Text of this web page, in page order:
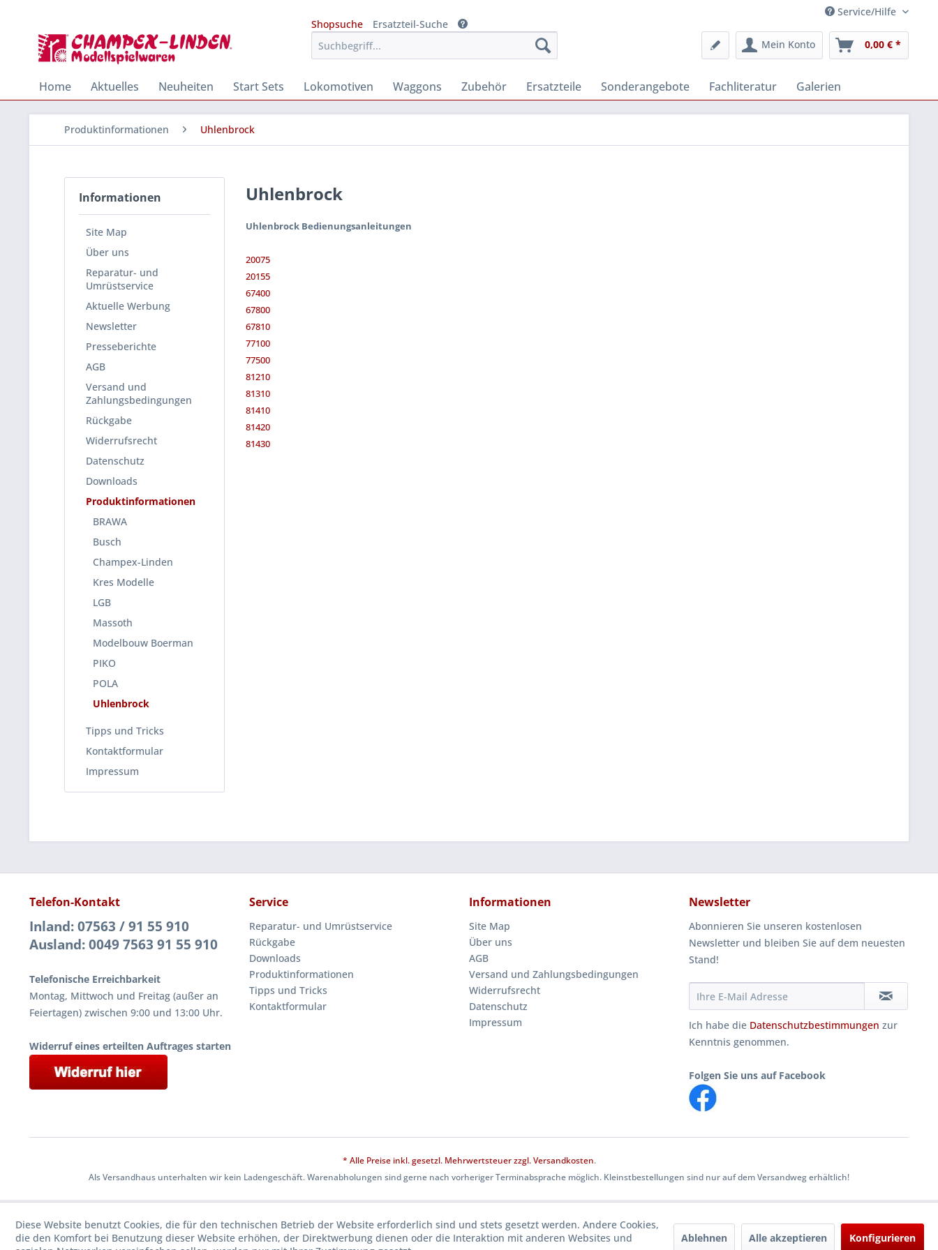
Service/Hilfe
Shopsuche
Ersatzteil-Suche
Mein Konto
0,00 € *
Home Aktuelles Neuheiten Start Sets Lokomotiven Waggons Zubehör Ersatzteile Sonderangebote Fachliteratur Galerien
Produktinformationen Uhlenbrock
Informationen
Site Map
Über uns
Reparatur- und
Umrüstservice
Aktuelle Werbung
Newsletter
Presseberichte
AGB
Versand und
Zahlungsbedingungen
Rückgabe
Widerrufsrecht
Datenschutz
Downloads
Produktinformationen
BRAWA
Busch
Champex-Linden
Kres Modelle
LGB
Massoth
Modelbouw Boerman
PIKO
POLA
Uhlenbrock
Tipps und Tricks
Kontaktformular
Impressum
Uhlenbrock
Uhlenbrock Bedienungsanleitungen
20075
20155
67400
67800
67810
77100
77500
81210
81310
81410
81420
81430
Telefon-Kontakt
Inland: 07563 / 91 55 910
Ausland: 0049 7563 91 55 910
Telefonische Erreichbarkeit
Montag, Mittwoch und Freitag (außer an
Feiertagen) zwischen 9:00 und 13:00 Uhr.
Widerruf eines erteilten Auftrages starten
Service
Reparatur- und Umrüstservice
Rückgabe
Downloads
Produktinformationen
Tipps und Tricks
Kontaktformular
Informationen
Site Map
Über uns
AGB
Versand und Zahlungsbedingungen
Widerrufsrecht
Datenschutz
Impressum
Newsletter
Abonnieren Sie unseren kostenlosen
Newsletter und bleiben Sie auf dem neuesten
Stand!
Ich habe die Datenschutzbestimmungen zur
Kenntnis genommen.
Folgen Sie uns auf Facebook
* Alle Preise inkl. gesetzl. Mehrwertsteuer zzgl.Versandkosten.
Als Versandhaus unterhalten wir kein Ladengeschäft. Warenabholungen sind gerne nach vorheriger Terminabsprache möglich. Kleinstbestellungen sind nur auf dem Versandweg erhältlich!
Diese Website benutzt Cookies, die für den technischen Betrieb der Website erforderlich sind und stets gesetzt werden. Andere Cookies,
die den Komfort bei Benutzung dieser Website erhöhen, der Direktwerbung dienen oder die Interaktion mit anderen Websites und
Ablehnen Alle akzeptieren Konfigurieren